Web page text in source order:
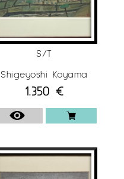
S/T
Shigeyoshi Koyama
1.350 €